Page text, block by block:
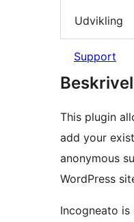
Udvikling
Support
This plugin
add your
anonymous
WordPress
Incogneato is